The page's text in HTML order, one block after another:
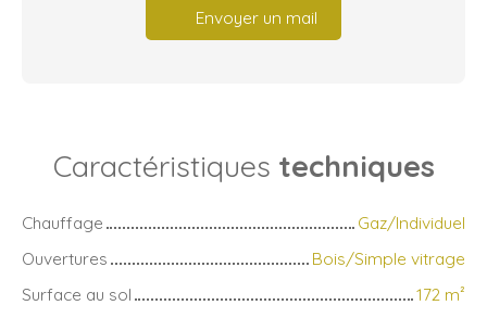
Envoyer un mail
Caractéristiques techniques
Chauffage
Gaz/Individuel
Ouvertures
Bois/Simple vitrage
Surface au sol
172 m²